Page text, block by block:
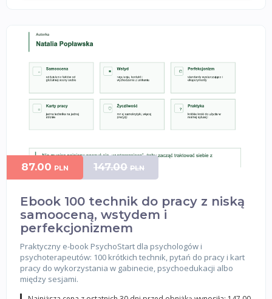
Ebook 100 technik do pracy z niską
samooceną, wstydem i
perfekcjonizmem
Praktyczny e-book PsychoStart dla psychologów i
psychoterapeutów: 100 krótkich technik, pytań do pracy i kart
pracy do wykorzystania w gabinecie, psychoedukacji albo
między sesjami.
87.00 PLN 147.00 PLN